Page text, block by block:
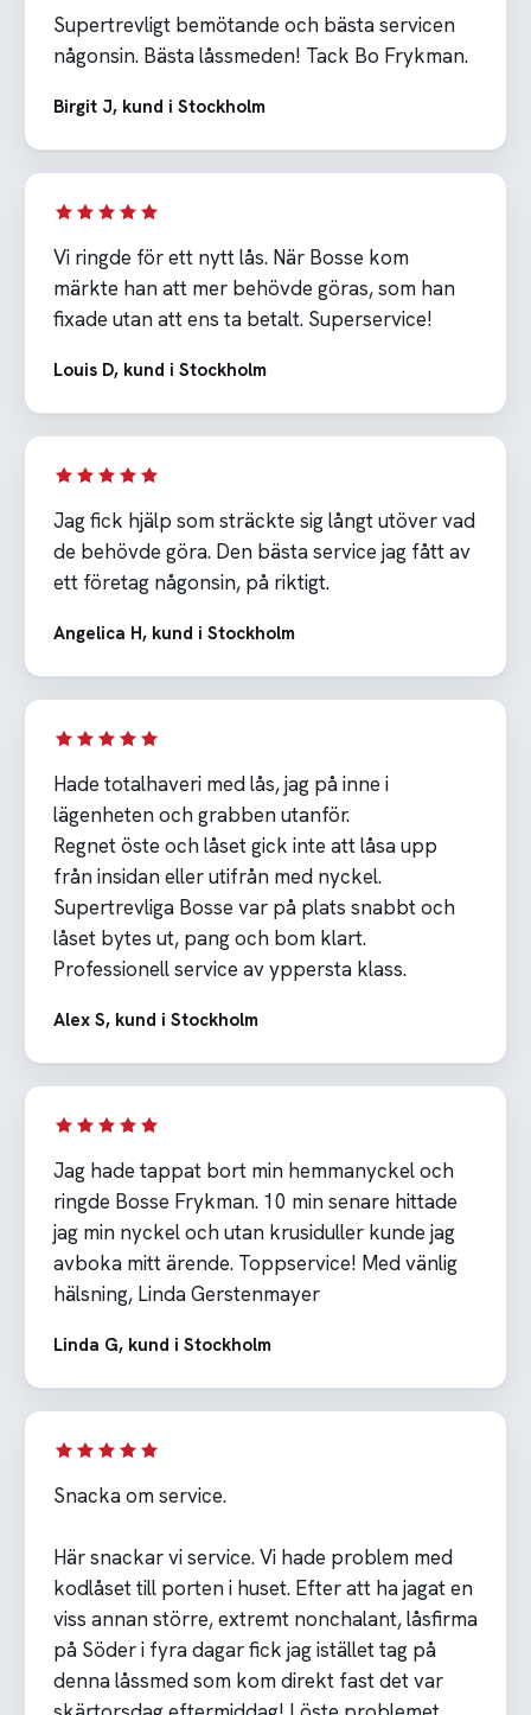
Supertrevligt bemötande och bästa servicen
någonsin. Bästa låssmeden! Tack Bo Frykman.
Birgit J, kund i Stockholm
Vi ringde för ett nytt lås. När Bosse kom
märkte han att mer behövde göras, som han
fixade utan att ens ta betalt. Superservice!
Louis D, kund i Stockholm
Jag fick hjälp som sträckte sig långt utöver vad
de behövde göra. Den bästa service jag fått av
ett företag någonsin, på riktigt.
Angelica H, kund i Stockholm
Hade totalhaveri med lås, jag på inne i
lägenheten och grabben utanför.
Regnet öste och låset gick inte att låsa upp
från insidan eller utifrån med nyckel.
Supertrevliga Bosse var på plats snabbt och
låset bytes ut, pang och bom klart.
Professionell service av yppersta klass.
Alex S, kund i Stockholm
Jag hade tappat bort min hemmanyckel och
ringde Bosse Frykman. 10 min senare hittade
jag min nyckel och utan krusiduller kunde jag
avboka mitt ärende. Toppservice! Med vänlig
hälsning, Linda Gerstenmayer
Linda G, kund i Stockholm
Snacka om service.
Här snackar vi service. Vi hade problem med
kodlåset till porten i huset. Efter att ha jagat en
viss annan större, extremt nonchalant, låsfirma
på Söder i fyra dagar fick jag istället tag på
denna låssmed som kom direkt fast det var